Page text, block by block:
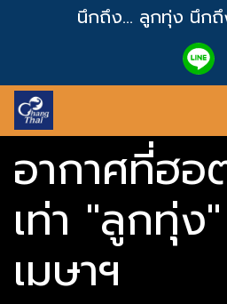
นึกถึง... ลูกทุ่ง นึกถึ
อากาศที่ฮอ
เท่า "ลูกทุ่
เมษาฯ